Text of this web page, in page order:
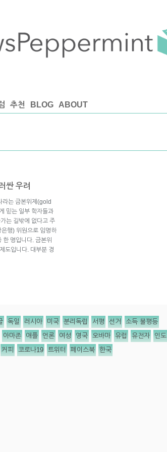
추천 BLOG ABOUT
싼 우려
라는 금본위제(gold
믿는 일부 학자들과
는 길밖에 없다고 주
행) 위원으로 임명하
명입니다. 금본위
도입니다. 대부분 경
독일 러시아 미국 분리독립 서평 선거 소득 불평등
아마존 애플 언론 여성 영국 오바마 유럽 유전자 인도
커피 코로나19 트위터 페이스북 한국